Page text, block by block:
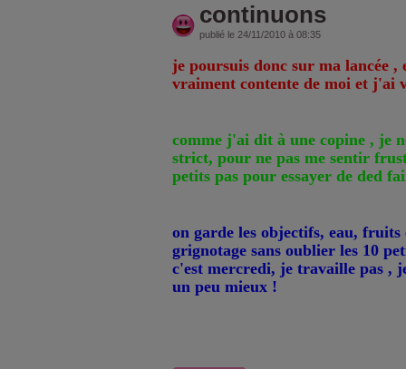
continuons
publié le 24/11/2010 à 08:35
je poursuis donc sur ma lancée ,
vraiment contente de moi et j'ai
comme j'ai dit à une copine , je
strict, pour ne pas me sentir
petits pas pour essayer de ded
on garde les objectifs, eau, fruits
grignotage sans oublier les 10
c'est mercredi, je travaille pas ,
un peu mieux !